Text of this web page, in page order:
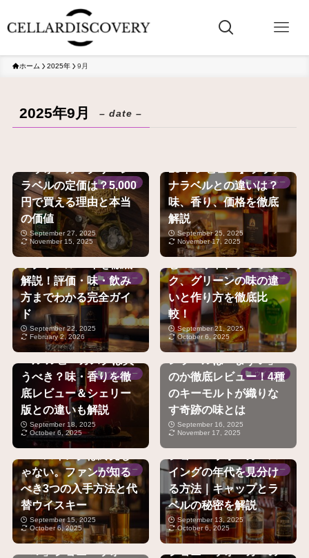
ホーム 2025年 9月
2025年9月 – date –
ウイスキー
ラベルの定価は？5,000
円で買える理由と本当
の価値
September 27, 2025
November 15, 2025
ウイスキー
ナラベルとの違いは？
味、香り、価格を徹底
解説
September 25, 2025
November 17, 2025
ウイスキー
【ジョニ黒の全て】ジ
ョニーウォーカーブラ
解説！評価・味・飲み
方までわかる完全ガイ
ド
September 22, 2025
February 2, 2026
ウイスキー
ジョニーウォーカーの
ハイボール、どれで飲
ク、グリーンの味の違
いと作り方を徹底比
較！
September 21, 2025
October 6, 2025
ウイスキー
【速報評価】ジョニー
ウォーカー ブラックラ
うべき？味・香りを徹
底レビュー＆シェリー
版との違いも解説
September 18, 2025
October 6, 2025
ウイスキー
【評判は本当？】ジョ
ニーウォーカーグリー
のか徹底レビュー！4種
のキーモルトが織りな
す奇跡の味とは
September 16, 2025
November 17, 2025
ウイスキー
まだ諦めないで！ジョ
ゃない。ファンが知る
べき3つの入手方法と代
替ウイスキー
September 15, 2025
October 6, 2025
ウイスキー
【年代別早見表付き】
イングの年代を見分け
る方法｜キャップとラ
ベルの秘密を解説
September 13, 2025
October 6, 2025
「あのプラチナはどこ